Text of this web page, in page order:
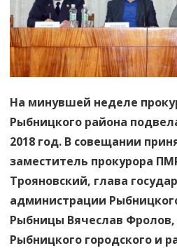
На минувшей неделе
Рыбницкого района
2018 год. В совещании
заместитель прокурора
Трояновский, глава
администрации
Рыбницы Вячеслав
Рыбницкого городского и